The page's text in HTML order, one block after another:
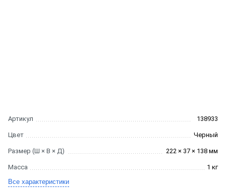
Артикул 138933
Цвет Черный
Размер (Ш × В × Д) 222 × 37 × 138 мм
Масса
1 кг
Все характеристики